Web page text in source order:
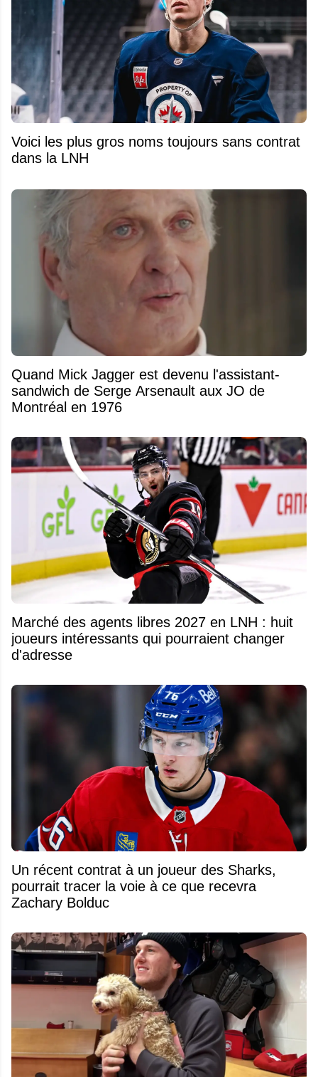
Voici les plus gros noms toujours sans contrat
dans la LNH
Quand Mick Jagger est devenu l'assistant-
sandwich de Serge Arsenault aux JO de
Montréal en 1976
Marché des agents libres 2027 en LNH : huit
joueurs intéressants qui pourraient changer
d'adresse
Un récent contrat à un joueur des Sharks,
pourrait tracer la voie à ce que recevra
Zachary Bolduc